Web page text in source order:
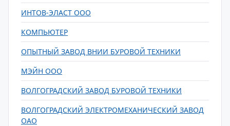
ИНТОВ-ЭЛАСТ ООО
КОМПЬЮТЕР
ОПЫТНЫЙ ЗАВОД ВНИИ БУРОВОЙ ТЕХНИКИ
МЭЙН ООО
ВОЛГОГРАДСКИЙ ЗАВОД БУРОВОЙ ТЕХНИКИ
ВОЛГОГРАДСКИЙ ЭЛЕКТРОМЕХАНИЧЕСКИЙ ЗАВОД
ОАО